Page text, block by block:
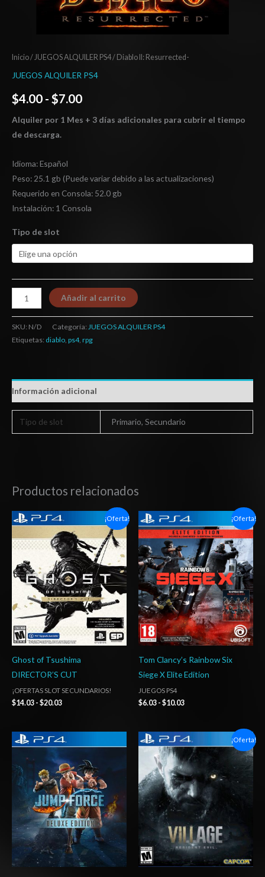
Inicio/ JUEGOS ALQUILER PS4/ Diablo II: Resurrected-
JUEGOS ALQUILER PS4
$4.00 - $7.00
Alquiler por 1 Mes + 3 días adicionales para cubrir el tiempo
de descarga.
Idioma: Español
Peso: 25.1 gb (Puede variar debido a las actualizaciones)
Requerido en Consola: 52.0 gb
Instalación: 1 Consola
Tipo de slot
Añadir al carrito
SKU: N/D Categoría: JUEGOS ALQUILER PS4
Etiquetas: diablo, ps4, rpg
Información adicional
Tipo de slot Primario, Secundario
Productos relacionados
¡Oferta!
Ghost of Tsushima
DIRECTOR’S CUT
¡OFERTAS SLOT SECUNDARIOS!
$14.03 - $20.03
de
precios:
desde
$14.03
hasta
$20.03
¡Oferta!
Tom Clancy’s Rainbow Six
Siege X Elite Edition
JUEGOS PS4
$6.03 - $10.03
Rango
de
precios:
desde
$6.03
hasta
$10.03
Rango
de
desde
$27.03
hasta
$42.03
¡Oferta!
Rango
de
precios:
desde
$6.03
hasta
$10.03